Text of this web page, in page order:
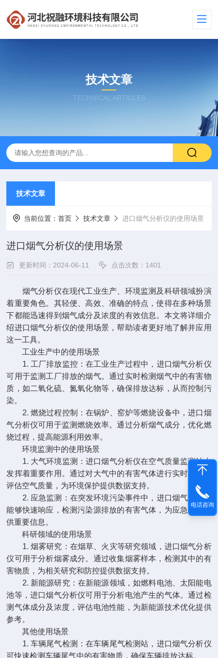
技术文章
TECHNICAL ARTICLES
技术文章
当前位置：首页 技术文章 进口烟气分析仪的使用场景
进口烟气分析仪的使用场景
更新时间：2024-06-11 点击次数：1401
烟气分析仪在现代工业生产、环境监测及科研领域扮演
着重要角色。其轻便、高效、准确的特点，使得在多种场景
下都能迅速得到烟气成分及浓度的有效信息。本文将详细介
绍进口烟气分析仪的使用场景，帮助读者更好地了解并应用
这一工具。
工业生产中的使用场景
1. 工厂排放监控：在工业生产过程中，进口烟气分析仪
可用于监测工厂排放的烟气。通过实时检测烟气中的有害物
质，如二氧化硫、氮氧化物等，确保排放达标，从而控制污
染。
2. 燃烧过程控制：在锅炉、窑炉等燃烧设备中，进口烟
气分析仪可用于监测燃烧效率。通过分析烟气成分，优化燃
烧过程，提高能源利用效率。
环境监测中的使用场景
1. 大气环境监测：进口烟气分析仪在空气质量监测站中
发挥着重要作用。通过对大气中的有害气体进行实时检测，
评估空气质量，为环境保护提供数据支持。
2. 应急监测：在突发环境污染事件中，进口烟气分析仪
能够快速响应，检测污染源排放的有害气体，为应急处理提
供重要信息。
科研领域的使用场景
1. 烟雾研究：在烟草、火灾等研究领域，进口烟气分析
仪可用于分析烟雾成分。通过收集烟雾样本，检测其中的有
害物质，为相关研究和防控提供数据支持。
2. 新能源研究：在新能源领域，如燃料电池、太阳能电
池等，进口烟气分析仪可用于分析电池产生的气体。通过检
测气体成分及浓度，评估电池性能，为新能源技术优化提供
参考。
其他使用场景
1. 车辆尾气检测：在车辆尾气检测站，进口烟气分析仪
可快速检测车辆尾气中的有害物质，确保车辆排放达标。
电话咨询